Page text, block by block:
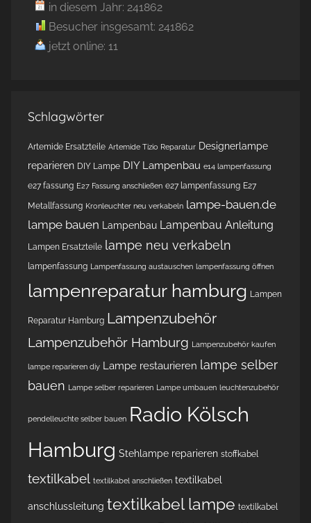
in diesem Jahr: 241862
Besucher insgesamt: 241862
jetzt online: 11
Schlagwörter
Artemide Ersatzteile Artemide Tizio Reparatur Designerlampe
reparieren DIY Lampe DIY Lampenbau e14 lampenfassung
e27 fassung E27 Fassung anschließen e27 lampenfassung E27
Metallfassung Kronleuchter neu verkabeln lampe-bauen.de
lampe bauen Lampenbau Lampenbau Anleitung
Lampen Ersatzteile lampe neu verkabeln
lampenfassung Lampenfassung austauschen lampenfassung öffnen
lampenreparatur hamburg Lampen
Reparatur Hamburg Lampenzubehör
Lampenzubehör Hamburg Lampenzubehör kaufen
lampe reparieren diy Lampe restaurieren lampe selber
bauen
Lampe selber reparieren Lampe umbauen leuchtenzubehör
pendelleuchte selber bauen Radio Kölsch
Hamburg Stehlampe reparieren stoffkabel
textilkabel textilkabel anschließen textilkabel
anschlussleitung textilkabel lampe textilkabel